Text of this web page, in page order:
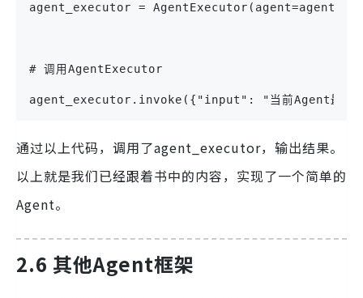
agent_executor = AgentExecutor(agent=agent,
# 调用AgentExecutor
agent_executor.invoke({"input": "当前Agent最新研
通过以上代码，调用了agent_executor，输出结果。
以上就是我们已经跟着书中的内容，实现了一个简单的
Agent。
2.6 其他Agent框架